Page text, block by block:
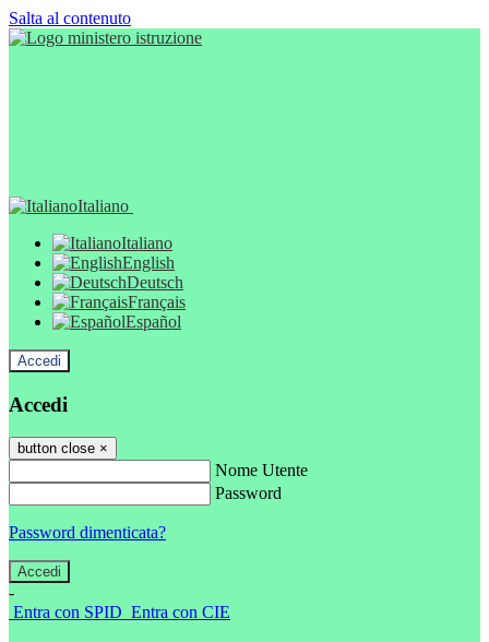
Salta al contenuto
Italiano
Italiano
English
Deutsch
Français
Español
Accedi
Accedi
button close ×
Nome Utente
Password
Password dimenticata?
-
Entra con SPID Entra con CIE